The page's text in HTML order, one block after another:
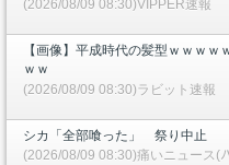
(2026/08/09 08:30)VIPPER速報
【画像】平成時代の髪型ｗｗｗ
ｗｗ
(2026/08/09 08:30)ラビット速報
シカ「全部喰った」 祭り中止
(2026/08/09 08:30)痛いニュース(